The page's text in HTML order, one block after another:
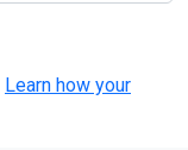
Learn how your